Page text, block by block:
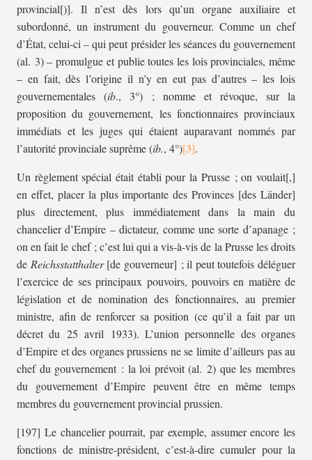
provincial[)]. Il n’est dès lors qu’un organe auxiliaire et
subordonné, un instrument du gouverneur. Comme un chef
d’État, celui-ci – qui peut présider les séances du gouvernement
(al. 3) – promulgue et publie toutes les lois provinciales, même
– en fait, dès l’origine il n’y en eut pas d’autres – les lois
gouvernementales (ib., 3°) ; nomme et révoque, sur la
proposition du gouvernement, les fonctionnaires provinciaux
immédiats et les juges qui étaient auparavant nommés par
l’autorité provinciale suprême (ib., 4°)
.
Un règlement spécial était établi pour la Prusse ; on voulait[,]
en effet, placer la plus importante des Provinces [des Länder]
plus directement, plus immédiatement dans la main du
chancelier d’Empire – dictateur, comme une sorte d’apanage ;
on en fait le chef ; c’est lui qui a vis-à-vis de la Prusse les droits
de Reichsstatthalter[de gouverneur] ; il peut toutefois déléguer
l’exercice de ses principaux pouvoirs, pouvoirs en matière de
législation et de nomination des fonctionnaires, au premier
ministre, afin de renforcer sa position (ce qu’il a fait par un
décret du 25 avril 1933). L’union personnelle des organes
d’Empire et des organes prussiens ne se limite d’ailleurs pas au
chef du gouvernement : la loi prévoit (al. 2) que les membres
du gouvernement d’Empire peuvent être en même temps
membres du gouvernement provincial prussien.
[197] Le chancelier pourrait, par exemple, assumer encore les
fonctions de ministre-président, c’est-à-dire cumuler pour la